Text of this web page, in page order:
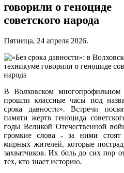
говорили о геноциде
советского народа
Пятница, 24 апреля 2026.
В Волховском многопрофильном
прошли классные часы под
срока давности». Встречи
памяти жертв геноцида
годы Великой Отечественной
громкие слова - за ними
мирных жителей, которые
захватчиков. Их боль до сих пор
тех, кто знает историю.